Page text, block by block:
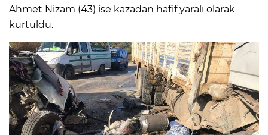
Ahmet Nizam (43) ise kazadan hafif yaralı olarak
kurtuldu.